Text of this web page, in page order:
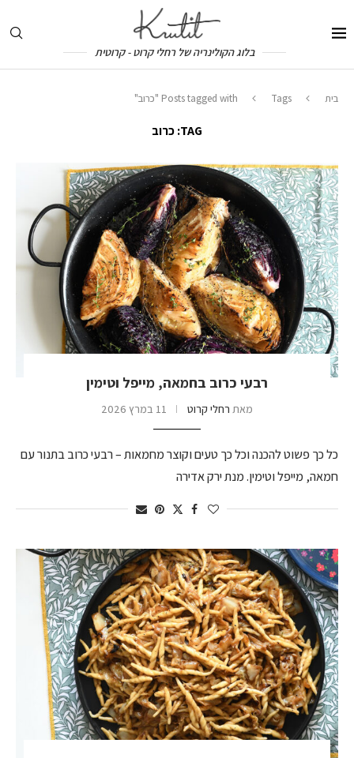
בלוג הקולינריה של רחלי קרוט - קרוטית
בית Tags Posts tagged with "כרוב"
TAG: כרוב
רבעי כרוב בחמאה, מייפל וטימין
מאת רחלי קרוט 11 במרץ 2026
כל כך פשוט להכנה וכל כך טעים וקוצר מחמאות – רבעי כרוב בתנור עם
חמאה, מייפל וטימין. מנת ירק אדירה